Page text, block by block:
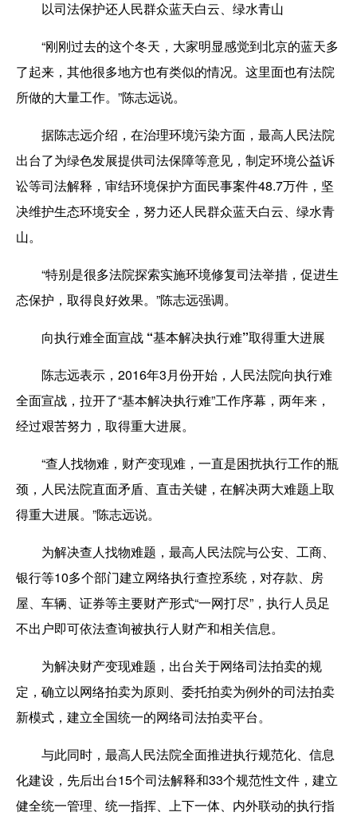
以司法保护还人民群众蓝天白云、绿水青山
“刚刚过去的这个冬天，大家明显感觉到北京的蓝天多
了起来，其他很多地方也有类似的情况。这里面也有法院
所做的大量工作。”陈志远说。
据陈志远介绍，在治理环境污染方面，最高人民法院
出台了为绿色发展提供司法保障等意见，制定环境公益诉
讼等司法解释，审结环境保护方面民事案件48.7万件，坚
决维护生态环境安全，努力还人民群众蓝天白云、绿水青
山。
“特别是很多法院探索实施环境修复司法举措，促进生
态保护，取得良好效果。”陈志远强调。
向执行难全面宣战 “基本解决执行难”取得重大进展
陈志远表示，2016年3月份开始，人民法院向执行难
全面宣战，拉开了“基本解决执行难”工作序幕，两年来，
经过艰苦努力，取得重大进展。
“查人找物难，财产变现难，一直是困扰执行工作的瓶
颈，人民法院直面矛盾、直击关键，在解决两大难题上取
得重大进展。”陈志远说。
为解决查人找物难题，最高人民法院与公安、工商、
银行等10多个部门建立网络执行查控系统，对存款、房
屋、车辆、证券等主要财产形式“一网打尽”，执行人员足
不出户即可依法查询被执行人财产和相关信息。
为解决财产变现难题，出台关于网络司法拍卖的规
定，确立以网络拍卖为原则、委托拍卖为例外的司法拍卖
新模式，建立全国统一的网络司法拍卖平台。
与此同时，最高人民法院全面推进执行规范化、信息
化建设，先后出台15个司法解释和33个规范性文件，建立
健全统一管理、统一指挥、上下一体、内外联动的执行指